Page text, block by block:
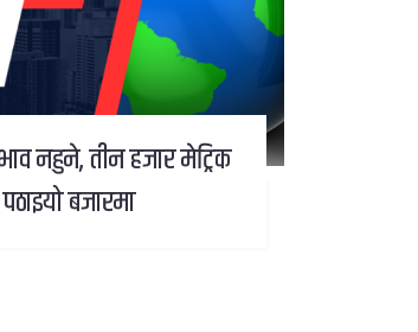
नहुने, तीन हजार मेट्रिक
बजारमा